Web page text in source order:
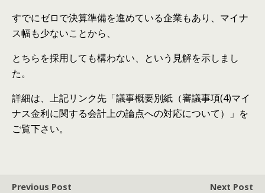
すでにゼロで決算準備を進めている企業もあり、マイナ
ス幅も少ないことから、
とちらを採用しても構わない、という見解を示しまし
た。
詳細は、上記リンク先「議事概要別紙（審議事項(4)マイ
ナス金利に関する会計上の論点への対応について）」を
ご覧下さい。
Previous Post
Next Post